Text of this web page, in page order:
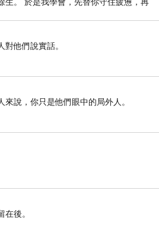
他們說實話。
說，你只是他們眼中的局外人。
後。